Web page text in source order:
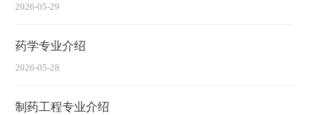
2026-05-29
药学专业介绍
2026-05-28
制药工程专业介绍